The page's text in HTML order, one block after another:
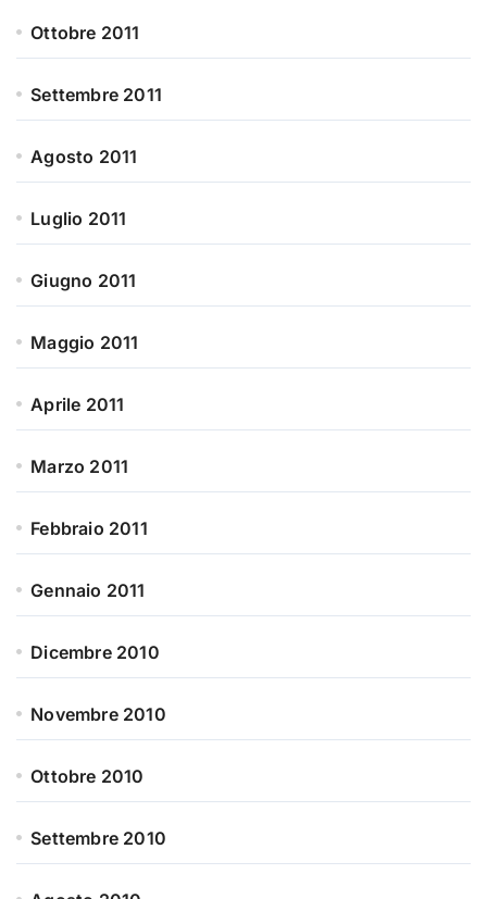
Ottobre 2011
Settembre 2011
Agosto 2011
Luglio 2011
Giugno 2011
Maggio 2011
Aprile 2011
Marzo 2011
Febbraio 2011
Gennaio 2011
Dicembre 2010
Novembre 2010
Ottobre 2010
Settembre 2010